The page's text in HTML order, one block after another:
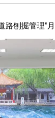
刨掘管理”